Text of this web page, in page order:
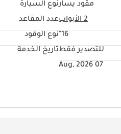
مقود يسارنوع السيارة
2 الأبواب عدد المقاعد
16" نوع الوقود
للتصدير فقطتاريخ الخدمة
07 Aug, 2026